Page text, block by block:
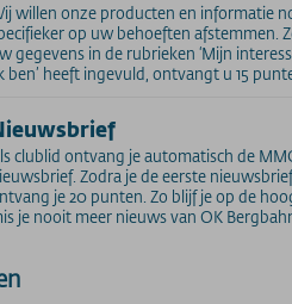
willen onze producten en informatie
op uw behoeften afstemmen.
gegevens in de rubrieken ‘Mijn
ben’ heeft ingevuld, ontvangt u 15
clublid ontvang je automatisch de
Zodra je de eerste
je 20 punten. Zo blijf je op de
je nooit meer nieuws van OK